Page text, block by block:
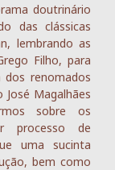
doutrinário
das clássicas
lembrando as
Filho, para
renomados
José Magalhães
sobre os
processo de
uma sucinta
bem como